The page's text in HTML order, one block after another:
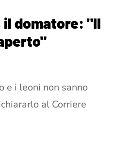
domatore: "Il
e i leoni non sanno
al Corriere